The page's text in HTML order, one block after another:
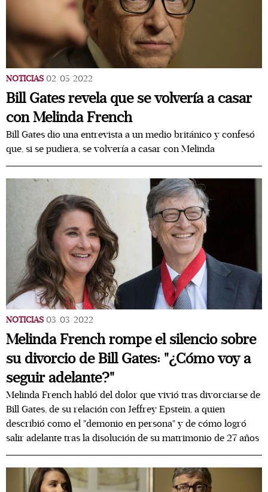
NOTICIAS 02/05/2022
Bill Gates revela que se volvería a casar
con Melinda French
Bill Gates dio una entrevista a un medio británico y confesó
que, si se pudiera, se volvería a casar con Melinda
NOTICIAS 03/03/2022
Melinda French rompe el silencio sobre
su divorcio de Bill Gates: "¿Cómo voy a
seguir adelante?"
Melinda French habló del dolor que vivió tras divorciarse de
Bill Gates, de su relación con Jeffrey Epstein, a quien
describió como el "demonio en persona" y de cómo logró
salir adelante tras la disolución de su matrimonio de 27 años